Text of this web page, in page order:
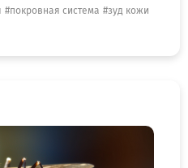
покровная система
зуд кожи